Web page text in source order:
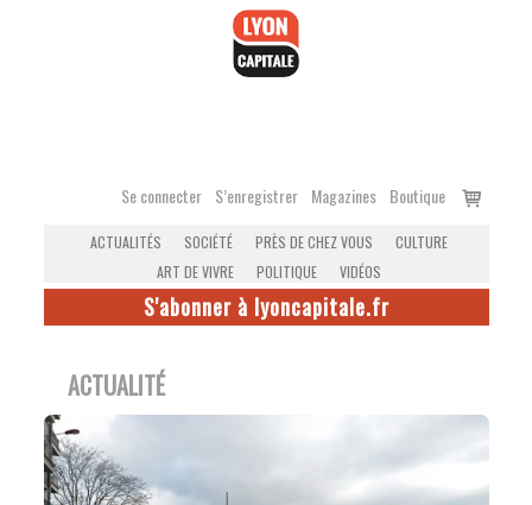
Se connecter S’enregistrer Magazines Boutique
Voir
ACTUALITÉS SOCIÉTÉ PRÈS DE CHEZ VOUS
CULTURE
ART DE VIVRE
POLITIQUE VIDÉOS
S'abonner à lyoncapitale.fr
ACTUALITÉ